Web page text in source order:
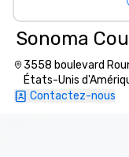
Sonoma
3558 boulevard
États-Unis
Contactez-nous